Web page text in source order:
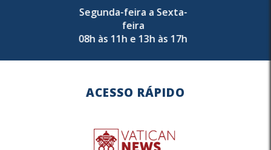
Segunda-feira a Sexta-
feira
08h às 11h e 13h às 17h
ACESSO RÁPIDO